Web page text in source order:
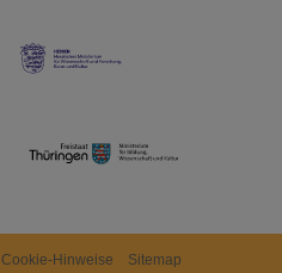
Cookie-Hinweise Sitemap